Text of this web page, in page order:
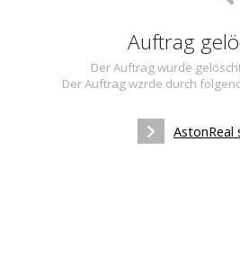
Auftrag
Der Auftrag wurde
Der Auftrag wzrde durch
AstonReal